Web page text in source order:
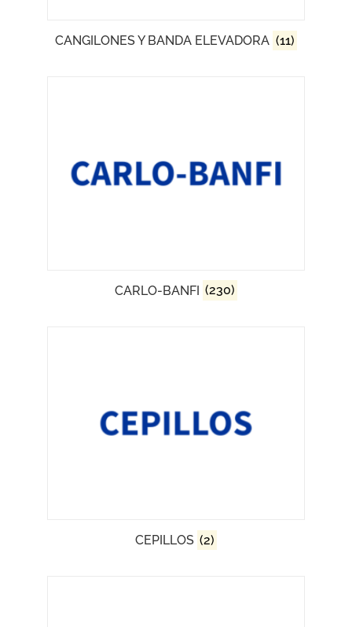
CANGILONES Y BANDA ELEVADORA (11)
CARLO-BANFI (230)
CEPILLOS (2)